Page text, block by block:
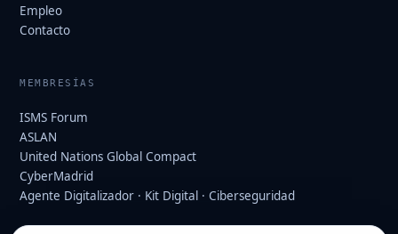
Empleo
Contacto
MEMBRESÍAS
ISMS Forum
ASLAN
United Nations Global Compact
CyberMadrid
Agente Digitalizador · Kit Digital · Ciberseguridad